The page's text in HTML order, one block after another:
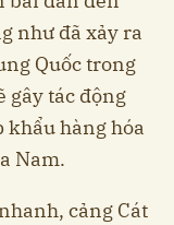
như đã xảy ra
Quốc trong
gây tác động
khẩu hàng hóa
Nam.
cảng Cát